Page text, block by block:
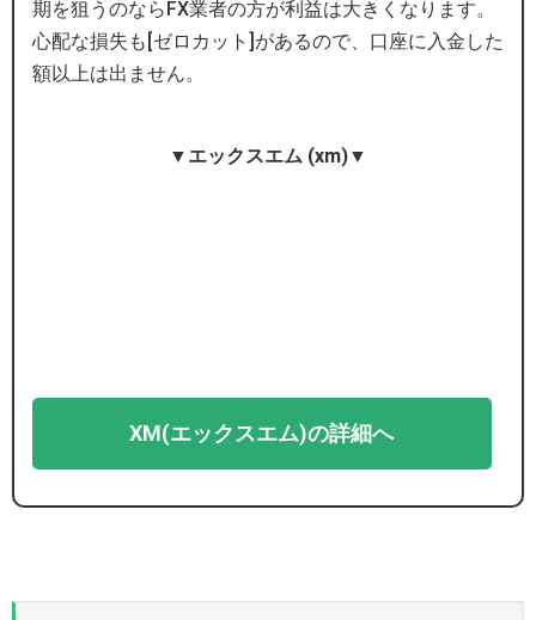
期を狙うのならFX業者の方が利益は大きくなります。
心配な損失も[ゼロカット]があるので、口座に入金した
額以上は出ません。
▼エックスエム (xm)▼
XM(エックスエム)の詳細へ